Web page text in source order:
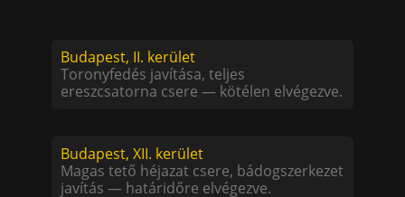
Budapest, II. kerület
Toronyfedés javítása, teljes
ereszcsatorna csere — kötélen elvégezve.
Budapest, XII. kerület
Magas tető héjazat csere, bádogszerkezet
javítás — határidőre elvégezve.